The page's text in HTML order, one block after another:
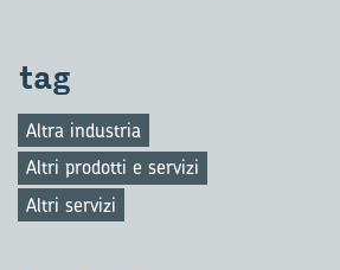
tag
Altra industria
Altri prodotti e servizi
Altri servizi